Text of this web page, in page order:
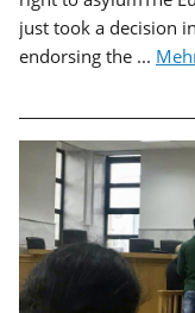
just took a decision
endorsing the ...